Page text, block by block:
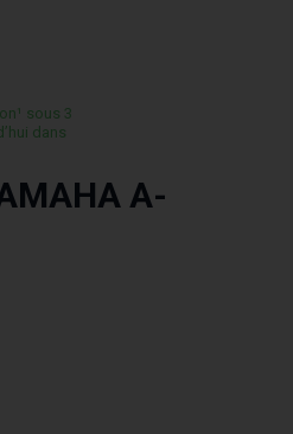
sous 3
dans
A-